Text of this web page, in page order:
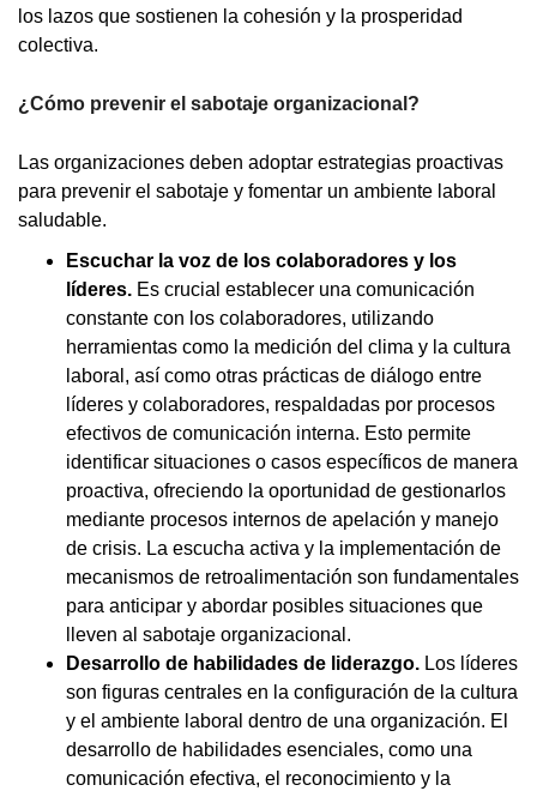
los lazos que sostienen la cohesión y la prosperidad
colectiva.
¿Cómo prevenir el sabotaje organizacional?
Las organizaciones deben adoptar estrategias proactivas
para prevenir el sabotaje y fomentar un ambiente laboral
saludable.
Escuchar la voz de los colaboradores y los
líderes. Es crucial establecer una comunicación
constante con los colaboradores, utilizando
herramientas como la medición del clima y la cultura
laboral, así como otras prácticas de diálogo entre
líderes y colaboradores, respaldadas por procesos
efectivos de comunicación interna. Esto permite
identificar situaciones o casos específicos de manera
proactiva, ofreciendo la oportunidad de gestionarlos
mediante procesos internos de apelación y manejo
de crisis. La escucha activa y la implementación de
mecanismos de retroalimentación son fundamentales
para anticipar y abordar posibles situaciones que
lleven al sabotaje organizacional.
Desarrollo de habilidades de liderazgo. Los líderes
son figuras centrales en la configuración de la cultura
y el ambiente laboral dentro de una organización. El
desarrollo de habilidades esenciales, como una
comunicación efectiva, el reconocimiento y la